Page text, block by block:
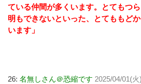
ている仲間が多くいます。とてもつ
明もできないといった、とてももど
います」
26: 名無しさん＠恐縮です 2025/04/01(